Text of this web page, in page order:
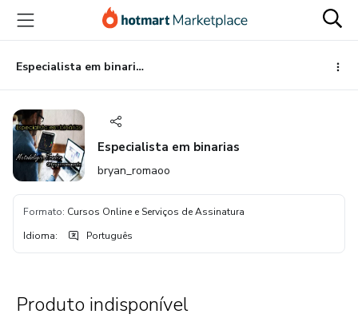
para
conteúdo
principal
para
pagamento
para
rodapé
Especialista em binarias
Especialista em binarias
bryan_romaoo
Formato: Cursos Online e Serviços de Assinatura
Idioma: Português
Produto indisponível